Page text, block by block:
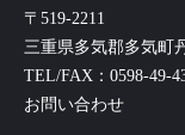
〒519-2211
三重県多気郡多気町
TEL/FAX：0598-49-
お問い合わせ